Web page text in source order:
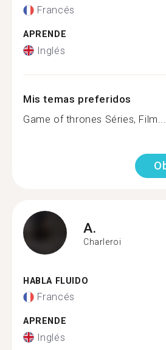
Francés
APRENDE
Inglés
Mis temas preferidos
Game of thrones Séries, Film...
A.
Charleroi
HABLA FLUIDO
Francés
APRENDE
Inglés